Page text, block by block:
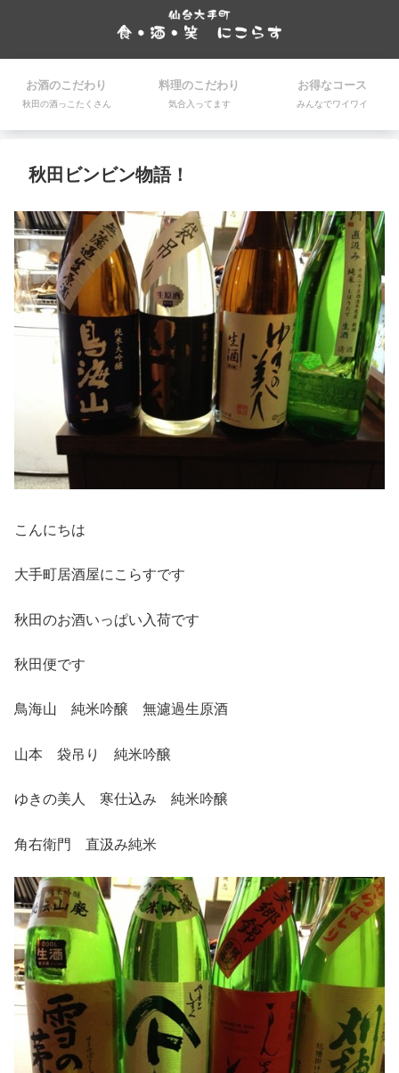
お酒のこだわり
秋田の酒っこたくさん
料理のこだわり
気合入ってます
お得なコース
みんなでワイワイ
秋田ビンビン物語！
こんにちは
大手町居酒屋にこらすです
秋田のお酒いっぱい入荷です
秋田便です
鳥海山 純米吟醸 無濾過生原酒
山本 袋吊り 純米吟醸
ゆきの美人 寒仕込み 純米吟醸
角右衛門 直汲み純米